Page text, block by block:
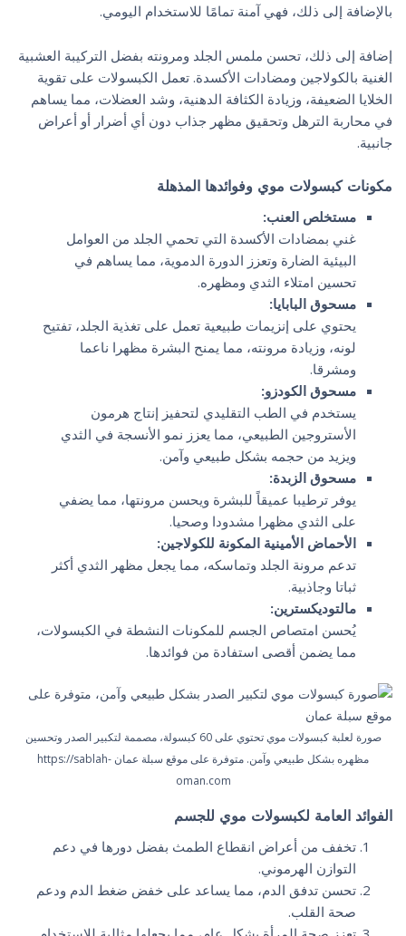
بالإضافة إلى ذلك، فهي آمنة تمامًا للاستخدام اليومي.
إضافة إلى ذلك، تحسن ملمس الجلد ومرونته بفضل التركيبة العشبية
الغنية بالكولاجين ومضادات الأكسدة. تعمل الكبسولات على تقوية
الخلايا الضعيفة، وزيادة الكثافة الدهنية، وشد العضلات، مما يساهم
في محاربة الترهل وتحقيق مظهر جذاب دون أي أضرار أو أعراض
جانبية.
مكونات كبسولات موي وفوائدها المذهلة
مستخلص العنب:
غني بمضادات الأكسدة التي تحمي الجلد من العوامل
البيئية الضارة وتعزز الدورة الدموية، مما يساهم في
تحسين امتلاء الثدي ومظهره.
مسحوق البابايا:
يحتوي على إنزيمات طبيعية تعمل على تغذية الجلد، تفتيح
لونه، وزيادة مرونته، مما يمنح البشرة مظهرا ناعما
ومشرقا.
مسحوق الكودزو:
يستخدم في الطب التقليدي لتحفيز إنتاج هرمون
الأستروجين الطبيعي، مما يعزز نمو الأنسجة في الثدي
ويزيد من حجمه بشكل طبيعي وآمن.
مسحوق الزبدة:
يوفر ترطيبا عميقاً للبشرة ويحسن مرونتها، مما يضفي
على الثدي مظهرا مشدودا وصحيا.
الأحماض الأمينية المكونة للكولاجين:
تدعم مرونة الجلد وتماسكه، مما يجعل مظهر الثدي أكثر
ثباتا وجاذبية.
مالتوديكسترين:
يُحسن امتصاص الجسم للمكونات النشطة في الكبسولات،
مما يضمن أقصى استفادة من فوائدها.
صورة لعلبة كبسولات موي تحتوي على 60 كبسولة، مصممة لتكبير الصدر وتحسين
مظهره بشكل طبيعي وآمن. متوفرة على موقع سبلة عمان https://sablah-
oman.com
الفوائد العامة لكبسولات موي للجسم
تخفف من أعراض انقطاع الطمث بفضل دورها في دعم
التوازن الهرموني.
تحسن تدفق الدم، مما يساعد على خفض ضغط الدم ودعم
صحة القلب.